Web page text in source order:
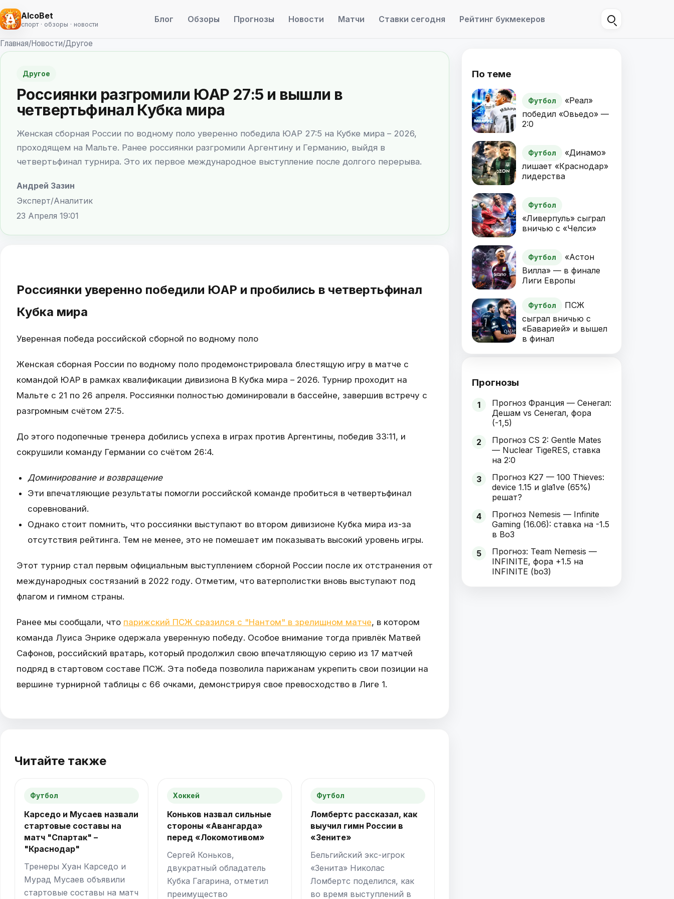
AlcoBet
спорт · обзоры · новости Блог Обзоры Прогнозы Новости Матчи Ставки сегодня Рейтинг букмекеров
Главная/Новости/Другое
Другое
Россиянки разгромили ЮАР 27:5 и вышли в
четвертьфинал Кубка мира
Женская сборная России по водному поло уверенно победила ЮАР 27:5 на Кубке мира – 2026,
проходящем на Мальте. Ранее россиянки разгромили Аргентину и Германию, выйдя в
четвертьфинал турнира. Это их первое международное выступление после долгого перерыва.
Андрей Зазин
Эксперт/Аналитик
23 Апреля 19:01
Россиянки уверенно победили ЮАР и пробились в четвертьфинал
Кубка мира
Уверенная победа российской сборной по водному поло
Женская сборная России по водному поло продемонстрировала блестящую игру в матче с
командой ЮАР в рамках квалификации дивизиона B Кубка мира – 2026. Турнир проходит на
Мальте с 21 по 26 апреля. Россиянки полностью доминировали в бассейне, завершив встречу с
разгромным счётом 27:5.
До этого подопечные тренера добились успеха в играх против Аргентины, победив 33:11, и
сокрушили команду Германии со счётом 26:4.
Доминирование и возвращение
Эти впечатляющие результаты помогли российской команде пробиться в четвертьфинал
соревнований.
Однако стоит помнить, что россиянки выступают во втором дивизионе Кубка мира из-за
отсутствия рейтинга. Тем не менее, это не помешает им показывать высокий уровень игры.
Этот турнир стал первым официальным выступлением сборной России после их отстранения от
международных состязаний в 2022 году. Отметим, что ватерполистки вновь выступают под
флагом и гимном страны.
Ранее мы сообщали, что парижский ПСЖ сразился с "Нантом" в зрелищном матче, в котором
команда Луиса Энрике одержала уверенную победу. Особое внимание тогда привлёк Матвей
Сафонов, российский вратарь, который продолжил свою впечатляющую серию из 17 матчей
подряд в стартовом составе ПСЖ. Эта победа позволила парижанам укрепить свои позиции на
вершине турнирной таблицы с 66 очками, демонстрируя свое превосходство в Лиге 1.
Читайте также
Футбол
Карседо и Мусаев назвали
стартовые составы на
матч "Спартак" –
"Краснодар"
Тренеры Хуан Карседо и
Мурад Мусаев объявили
стартовые составы на матч
Хоккей
Коньков назвал сильные
стороны «Авангарда»
перед «Локомотивом»
Сергей Коньков,
двукратный обладатель
Кубка Гагарина, отметил
преимущество
Футбол
Ломбертс рассказал, как
выучил гимн России в
«Зените»
Бельгийский экс-игрок
«Зенита» Николас
Ломбертс поделился, как
во время выступлений в
По теме
Футбол
«Реал»
победил «Овьедо» —
2:0
Футбол
«Динамо»
лишает «Краснодар»
лидерства
Футбол
«Ливерпуль» сыграл
вничью с «Челси»
Футбол
«Астон
Вилла» — в финале
Лиги Европы
Футбол
ПСЖ
сыграл вничью с
«Баварией» и вышел
в финал
Прогнозы
1
Прогноз Франция — Сенегал:
Дешам vs Сенегал, фора
(-1,5)
2
Прогноз CS 2: Gentle Mates
— Nuclear TigeRES, ставка
на 2:0
3
Прогноз K27 — 100 Thieves:
device 1.15 и gla1ve (65%)
решат?
4
Прогноз Nemesis — Infinite
Gaming (16.06): ставка на -1.5
в Bo3
5
Прогноз: Team Nemesis —
INFINITE, фора +1.5 на
INFINITE (bo3)